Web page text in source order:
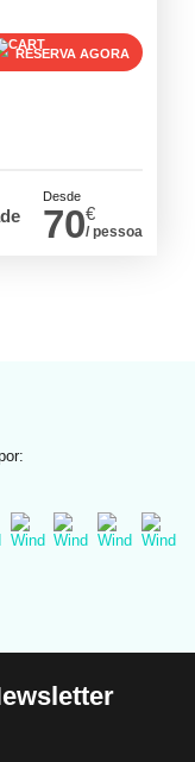
RESERVA AGORA
Desde
70€
/ pessoa